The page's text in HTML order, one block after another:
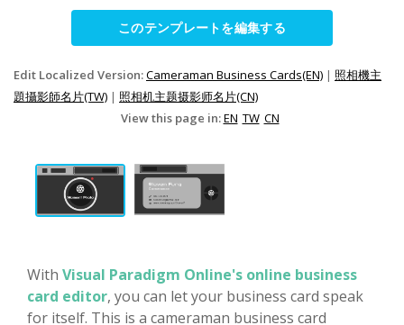
このテンプレートを編集する
Edit Localized Version:Cameraman Business Cards(EN) | 照相機主
題攝影師名片(TW) | 照相机主题摄影师名片(CN)
View this page in:EN TW CN
With Visual Paradigm Online's online business
card editor, you can let your business card speak
for itself. This is a cameraman business card